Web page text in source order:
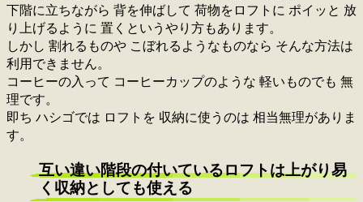
下階に立ちながら 背を伸ばして 荷物をロフトに ポイッと 放
り上げるように 置くというやり方もあります。
しかし 割れるものや こぼれるようなものなら そんな方法は
利用できません。
コーヒーの入って コーヒーカップのような 軽いものでも 無
理です。
即ち ハシゴでは ロフトを 収納に使うのは 相当無理がありま
す。
互い違い階段の付いているロフトは上がり易
く収納としても使える